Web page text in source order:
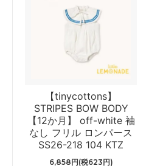
【tinycottons】
STRIPES BOW BODY
【12か月】 off-white 袖
なし フリル ロンパース
SS26-218 104 KTZ
6,858円(税623円)